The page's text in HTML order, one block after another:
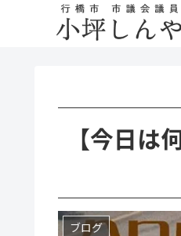
【今日
ブログ